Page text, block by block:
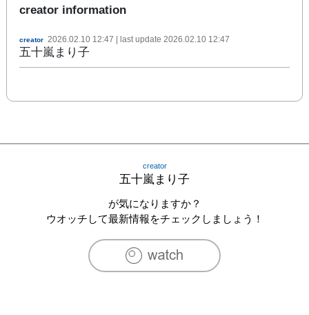
creator information
creator 2026.02.10 12:47 | last update 2026.02.10 12:47
五十嵐まり子
creator
五十嵐まり子
が気になりますか？
ウオッチして最新情報をチェックしましょう！